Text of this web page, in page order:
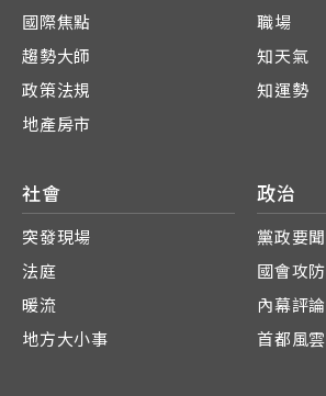
國際焦點
趨勢大師
政策法規
地產房市
職場
知天氣
知運勢
社會
突發現場
法庭
暖流
地方大小事
政治
黨政要聞
國會攻防
內幕評論
首都風雲